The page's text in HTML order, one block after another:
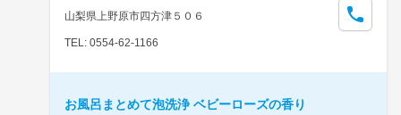
山梨県上野原市四方津５０６
TEL: 0554-62-1166
お風呂まとめて泡洗浄 ベビーローズの香り